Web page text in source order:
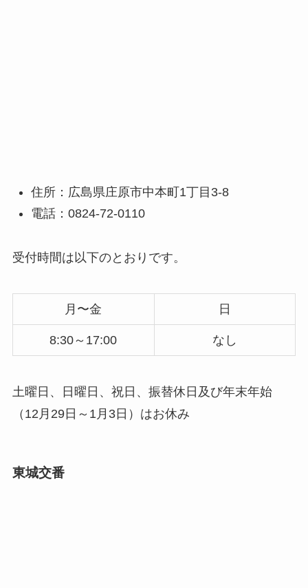
住所：広島県庄原市中本町1丁目3-8
電話：0824-72-0110
受付時間は以下のとおりです。
月〜金 日
8:30～17:00 なし
土曜日、日曜日、祝日、振替休日及び年末年始
（12月29日～1月3日）はお休み
東城交番